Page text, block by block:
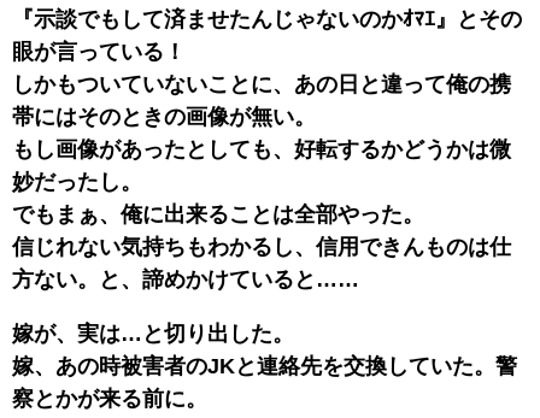
『示談でもして済ませたんじゃないのかｵﾏｴ』とその
眼が言っている！
しかもついていないことに、あの日と違って俺の携
帯にはそのときの画像が無い。
もし画像があったとしても、好転するかどうかは微
妙だったし。
でもまぁ、俺に出来ることは全部やった。
信じれない気持ちもわかるし、信用できんものは仕
方ない。と、諦めかけていると……
嫁が、実は…と切り出した。
嫁、あの時被害者のJKと連絡先を交換していた。警
察とかが来る前に。